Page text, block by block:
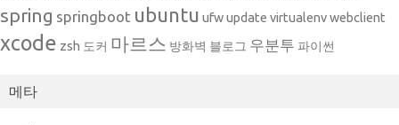
spring springboot ubuntu ufwupdate virtualenvwebclient
xcode zsh 도커 마르스 방화벽 블로그 우분투 파이썬
메타